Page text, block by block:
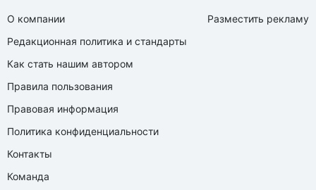
О компании
Редакционная политика и стандарты
Как стать нашим автором
Правила пользования
Правовая информация
Политика конфиденциальности
Контакты
Команда
Разместить рекламу